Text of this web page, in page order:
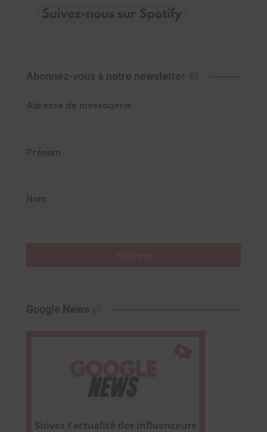
Abonnez-vous à notre newsletter
Adresse de messagerie
Prénom
Nom
Google News